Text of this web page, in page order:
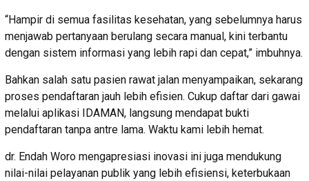
“Hampir di semua fasilitas kesehatan, yang sebelumnya harus
menjawab pertanyaan berulang secara manual, kini terbantu
dengan sistem informasi yang lebih rapi dan cepat,” imbuhnya.
Bahkan salah satu pasien rawat jalan menyampaikan, sekarang
proses pendaftaran jauh lebih efisien. Cukup daftar dari gawai
melalui aplikasi IDAMAN, langsung mendapat bukti
pendaftaran tanpa antre lama. Waktu kami lebih hemat.
dr. Endah Woro mengapresiasi inovasi ini juga mendukung
nilai-nilai pelayanan publik yang lebih efisiensi, keterbukaan